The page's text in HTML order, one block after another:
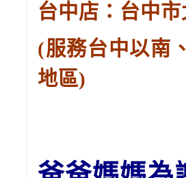
台中店：台中
(服務台中以南
地區)